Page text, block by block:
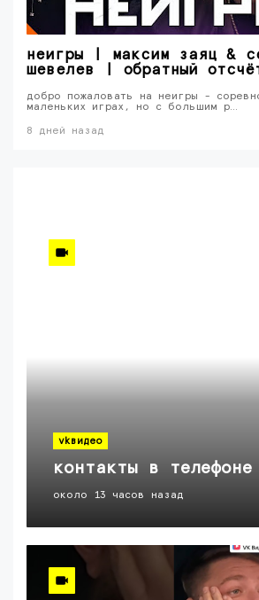
неигры | максим заяц &
шевелев | обратный
добро пожаловать на неигры -
маленьких играх, но с большим р…
8 дней назад
vkвидео
контакты в
около 13 часов назад